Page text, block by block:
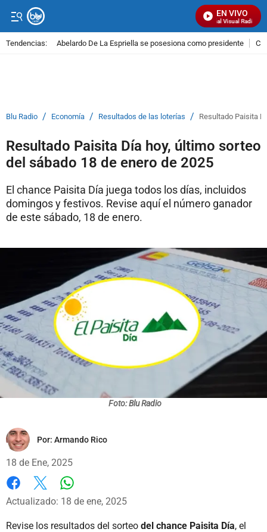
EN VIVO
Señal Visual Radio
Tendencias: Abelardo De La Espriella se posesiona como presidente
Blu Radio / Economía / Resultados de las loterías / Resultado Paisita
Resultado Paisita Día hoy, último sorteo
del sábado 18 de enero de 2025
El chance Paisita Día juega todos los días, incluidos
domingos y festivos. Revise aquí el número ganador
de este sábado, 18 de enero.
Foto: Blu Radio
Por: Armando Rico
18 de Ene, 2025
Facebook
X
Actualizado: 18 de ene, 2025
Revise los resultados del sorteo del chance Paisita Día, el